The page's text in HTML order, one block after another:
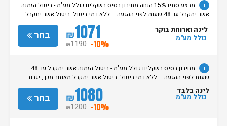
i
מבצע סתיו 15% הנחה מחירון בסיס בשקלים כולל מע"מ - ביטול הזמנה
אשר יתקבל עד 48 שעות לפני ההגעה – ללא דמי ביטול. ביטול אשר יתקבל
מאוחר מכך, יגרור חיוב בסך 50% מעלות ההזמנה. אי הגעה ללא כל הודעה
מוקדמת תגרור חיוב בסך 100% מעלות ההזמנה. מדיניות קבלת/עזיבת חדרים:
שעת קבלת החדרים הינה החל מהשעה 15:00. בימי שבת / חג: קבלת חדרים
החל מצאת השבת/החג. שעת עזיבת חדרים בכל ימות השבוע עד השעה 11:00.
בחר ₪1071
₪1190 -10%
לינה וארוחת בוקר
כולל מע"מ
i
מחירון בסיס בשקלים כולל מע"מ - ביטול הזמנה אשר יתקבל עד 48
שעות לפני ההגעה – ללא דמי ביטול. ביטול אשר יתקבל מאוחר מכך, יגרור
חיוב בסך 50% מעלות ההזמנה. אי הגעה ללא כל הודעה מוקדמת תגרור חיוב
בסך 100% מעלות ההזמנה. מדיניות קבלת/עזיבת חדרים: שעת קבלת החדרים
הינה החל מהשעה 15:00. בימי שבת / חג: קבלת חדרים החל מצאת
השבת/החג. שעת עזיבת חדרים בכל ימות השבוע עד השעה 11:00. בימי שבת/
בחר ₪1080
₪1200 -10%
לינה בלבד
כולל מע"מ